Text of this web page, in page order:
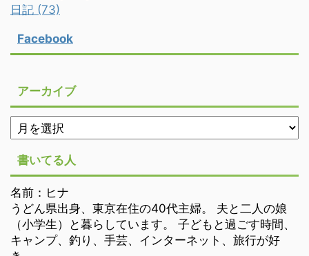
日記 (73)
Facebook
アーカイブ
書いてる人
名前：ヒナ
うどん県出身、東京在住の40代主婦。 夫と二人の娘
（小学生）と暮らしています。 子どもと過ごす時間、
キャンプ、釣り、手芸、インターネット、旅行が好